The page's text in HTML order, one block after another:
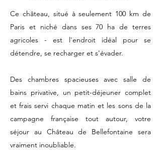
Ce château, situé à seulement 100 km de
Paris et niché dans ses 70 ha de terres
agricoles - est l'endroit idéal pour se
détendre, se recharger et s'évader.
Des chambres spacieuses avec salle de
bains privative, un petit-déjeuner complet
et frais servi chaque matin et les sons de la
campagne française tout autour, votre
séjour au Château de Bellefontaine sera
vraiment inoubliable.